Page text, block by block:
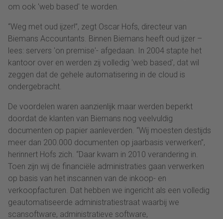
om ook 'web based' te worden.
“Weg met oud ijzer!”, zegt Oscar Hofs, directeur van
Biemans Accountants. Binnen Biemans heeft oud ijzer –
lees: servers 'on premise'- afgedaan. In 2004 stapte het
kantoor over en werden zij volledig 'web based', dat wil
zeggen dat de gehele automatisering in de cloud is
ondergebracht.
De voordelen waren aanzienlijk maar werden beperkt
doordat de klanten van Biemans nog veelvuldig
documenten op papier aanleverden. “Wij moesten destijds
meer dan 200.000 documenten op jaarbasis verwerken”,
herinnert Hofs zich. “Daar kwam in 2010 verandering in.
Toen zijn wij de financiële administraties gaan verwerken
op basis van het inscannen van de inkoop- en
verkoopfacturen. Dat hebben we ingericht als een volledig
geautomatiseerde administratiestraat waarbij we
scansoftware, administratieve software,